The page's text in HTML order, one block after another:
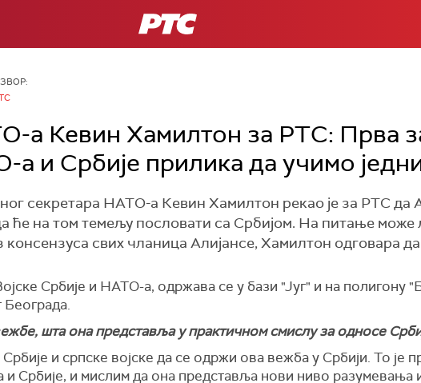
РТС
а Кевин Хамилтон за РТС: Прва
а и Србије прилика да учимо
секретара НАТО-а Кевин Хамилтон рекао је за РТС да
ће на том темељу пословати са Србијом. На питање
свих чланица Алијансе, Хамилтон одговара
Србије и НАТО-а, одржава се у бази "Југ" и на полигону
Београда.
шта она представља у практичном смислу за односе
и српске војске да се одржи ова вежба у Србији. То је
и Србије, и мислим да она представља нови ниво разумевања